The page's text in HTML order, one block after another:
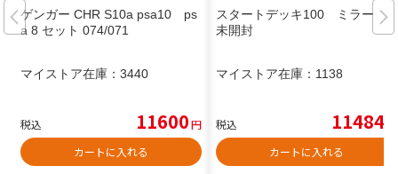
ゲンガー CHR S10a psa10 ps
a 8 セット 074/071
マイストア在庫： 3440
税込 11600円
カートに入れる
スタートデッキ100 ミラー
未開封
マイストア在庫： 1138
税込 11484
カートに入れる